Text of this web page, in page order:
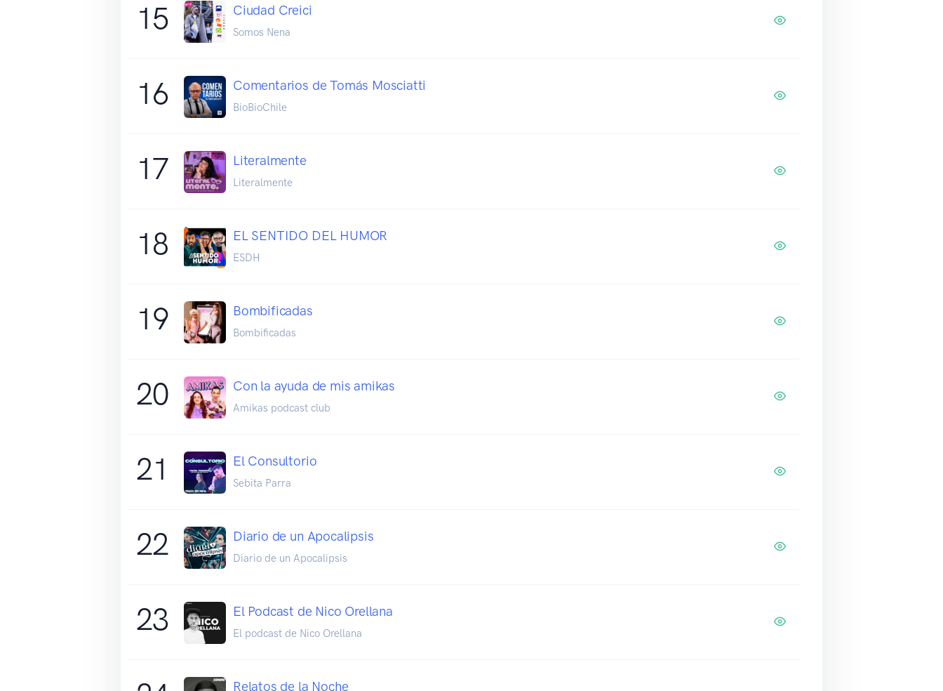
15 Ciudad Creici
Somos Nena
16 Comentarios de Tomás Mosciatti
BioBioChile
17 Literalmente
Literalmente
18 EL SENTIDO DEL HUMOR
ESDH
19 Bombificadas
Bombificadas
20 Con la ayuda de mis amikas
Amikas podcast club
21 El Consultorio
Sebita Parra
22 Diario de un Apocalipsis
Diario de un Apocalipsis
23 El Podcast de Nico Orellana
El podcast de Nico Orellana
Relatos de la Noche